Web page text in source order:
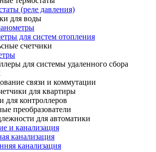
(реле давления)
для воды
для систем отопления
счетчики
для системы удаленного сбора
связи и коммутации
для квартиры
для контроллеров
преобразователи
для автоматики
и канализация
канализация
канализация